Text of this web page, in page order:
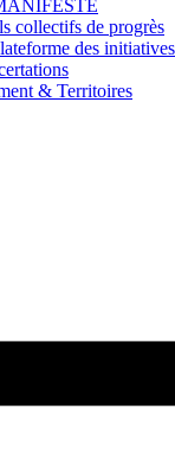
collectifs de progrès
des
& Territoires